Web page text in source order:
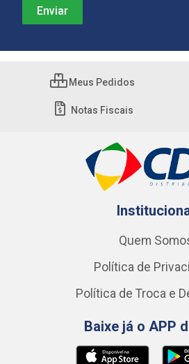
Meus Pedidos
Notas Fiscais
Quem
Política de
Política de Troca e
Baixe já o APP